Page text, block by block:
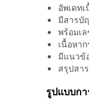
อัพเดท
มีสารบั
พร้อมเ
เนื้อหา
มีแนวข้
สรุปสา
รูปแบบก